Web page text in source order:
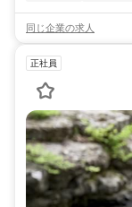
同じ企業の求人
正社員